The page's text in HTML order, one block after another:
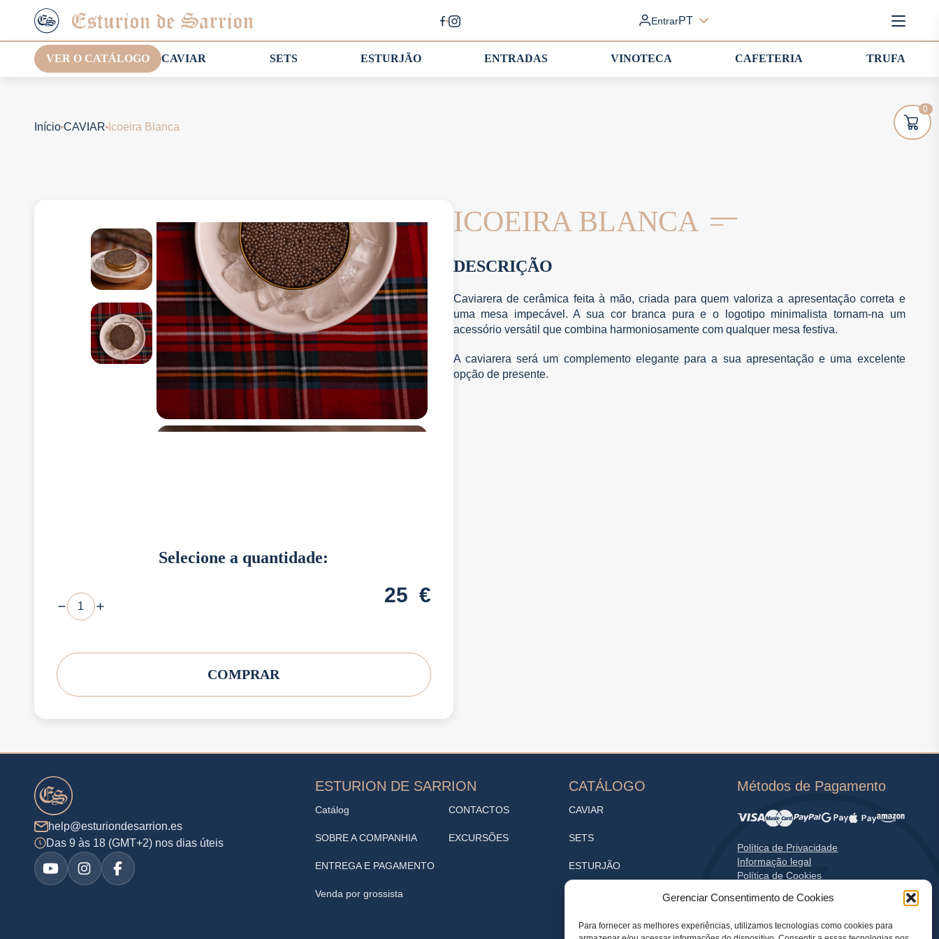
Gerenciar Consentimento de Cookies
Para fornecer as melhores experiências, utilizamos tecnologias como cookies para
EntrarPT
VER O CATÁLOGO CAVIAR SETS ESTURJÃO ENTRADAS VINOTECA CAFETERIA TRUFA
Início CAVIAR Icoeira Blanca
Selecione a quantidade:
25 €
COMPRAR
ICOEIRA BLANCA
DESCRIÇÃO
Caviarera de cerâmica feita à mão, criada para quem valoriza a apresentação correta e
uma mesa impecável. A sua cor branca pura e o logotipo minimalista tornam-na um
acessório versátil que combina harmoniosamente com qualquer mesa festiva.
A caviarera será um complemento elegante para a sua apresentação e uma excelente
opção de presente.
help@esturiondesarrion.es
Das 9 às 18 (GMT+2) nos dias úteis
ESTURION DE SARRION
Catálog
SOBRE A COMPANHIA
ENTREGA E PAGAMENTO
Venda por grossista
CONTACTOS
EXCURSÕES
CATÁLOGO
CAVIAR
SETS
ESTURJÃO
VINOTECA
Métodos de Pagamento
Política de Privacidade
Informação legal
Política de Cookies
0